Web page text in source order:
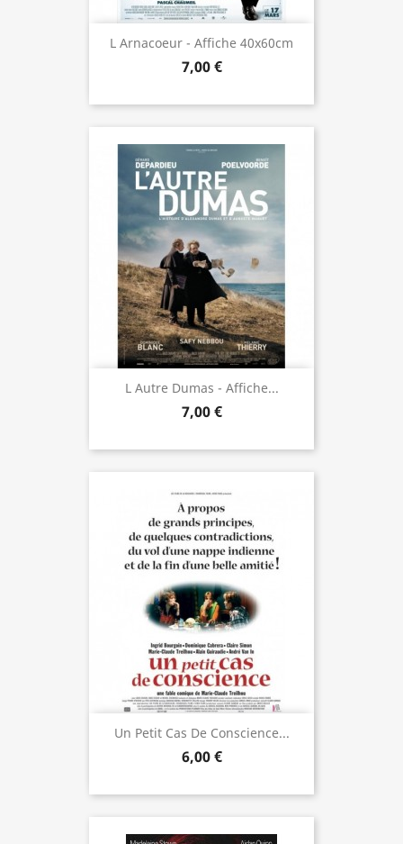
L Arnacoeur - Affiche 40x60cm
7,00 €
L Autre Dumas - Affiche...
7,00 €
Un Petit Cas De Conscience...
6,00 €